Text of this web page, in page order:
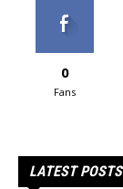
0
Fans
LATEST POSTS